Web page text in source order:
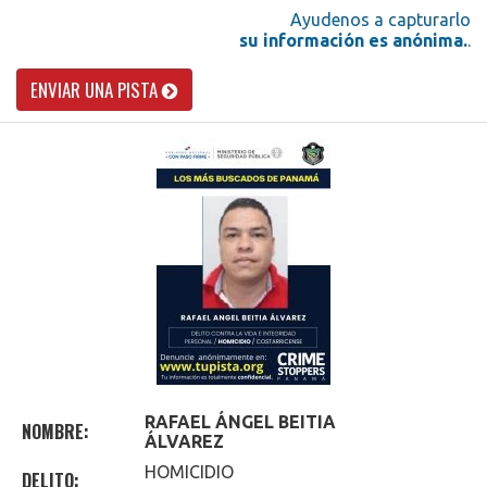
Ayudenos a capturarlo
su información es anónima..
ENVIAR UNA PISTA
NOMBRE: RAFAEL ÁNGEL BEITIA
ÁLVAREZ
DELITO: HOMICIDIO